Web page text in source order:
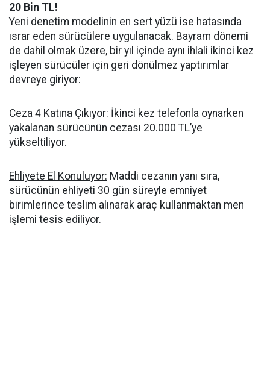
20 Bin TL!
Yeni denetim modelinin en sert yüzü ise hatasında
ısrar eden sürücülere uygulanacak. Bayram dönemi
de dahil olmak üzere, bir yıl içinde aynı ihlali ikinci kez
işleyen sürücüler için geri dönülmez yaptırımlar
devreye giriyor:
Ceza 4 Katına Çıkıyor: İkinci kez telefonla oynarken
yakalanan sürücünün cezası 20.000 TL’ye
yükseltiliyor.
Ehliyete El Konuluyor: Maddi cezanın yanı sıra,
sürücünün ehliyeti 30 gün süreyle emniyet
birimlerince teslim alınarak araç kullanmaktan men
işlemi tesis ediliyor.